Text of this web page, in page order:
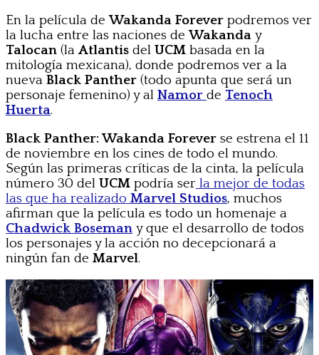
En la película deWakanda Forever podremos ver
la lucha entre las naciones deWakanda y
Talocan (la Atlantis del UCM basada en la
mitología mexicana), donde podremos ver a la
nueva Black Panther (todo apunta que será un
personaje femenino) y al Namor de Tenoch
Huerta.
Black Panther: Wakanda Forever se estrena el 11
de noviembre en los cines de todo el mundo.
Según las primeras críticas de la cinta, la película
número 30 del UCM podría ser la mejor de todas
las que ha realizado Marvel Studios, muchos
afirman que la película es todo un homenaje a
Chadwick Boseman y que el desarrollo de todos
los personajes y la acción no decepcionará a
ningún fan de Marvel.